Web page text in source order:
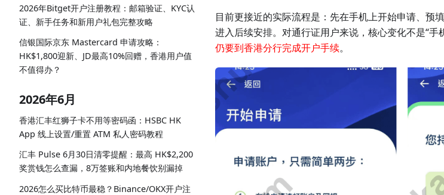
2026年Bitget开户注册教程：邮箱验证、KYC认
证、新手任务和新用户礼包完整攻略
信银国际京东 Mastercard 申请攻略：
HK$1,800迎新、JD最高10%回赠，香港用户值
不值得办？
2026年6月
香港汇丰红狮子卡不用等密码函：HSBC HK
App 线上设置/重置 ATM 私人密码教程
汇丰 Pulse 6月30日清零提醒：最高 HK$2,200
奖赏钱怎么查漏，8万签账和内地餐饮别漏掉
2026怎么买比特币最稳？Binance/OKX开户注
目前更接近的实际流程是：先在手机上开始申请、预
进入后续安排。对通行证用户来说，核心变化不是“手
仍要到香港分行完成开户手续。